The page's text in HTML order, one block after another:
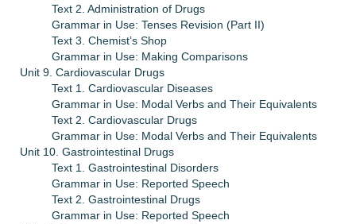
Text 2. Administration of Drugs
Grammar in Use: Tenses Revision (Part II)
Text 3. Chemist’s Shop
Grammar in Use: Making Comparisons
Unit 9. Cardiovascular Drugs
Text 1. Cardiovascular Diseases
Grammar in Use: Modal Verbs and Their Equivalents
Text 2. Cardiovascular Drugs
Grammar in Use: Modal Verbs and Their Equivalents
Unit 10. Gastrointestinal Drugs
Text 1. Gastrointestinal Disorders
Grammar in Use: Reported Speech
Text 2. Gastrointestinal Drugs
Grammar in Use: Reported Speech